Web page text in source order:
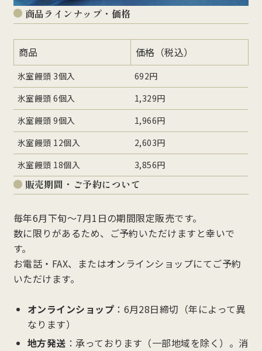
商品ラインナップ・価格
商品 価格（税込）
氷室饅頭 3個入
692円
氷室饅頭 6個入
1,329円
氷室饅頭 9個入
1,966円
氷室饅頭 12個入
2,603円
氷室饅頭 18個入
3,856円
販売期間・ご予約について
毎年6月下旬〜7月1日の期間限定販売です。
数に限りがあるため、ご予約いただけますと幸いで
す。
お電話・FAX、またはオンラインショップにてご予約
いただけます。
オンラインショップ ：6月28日締切（年によって異
なります）
地方発送 ：承っております（一部地域を除く）。消